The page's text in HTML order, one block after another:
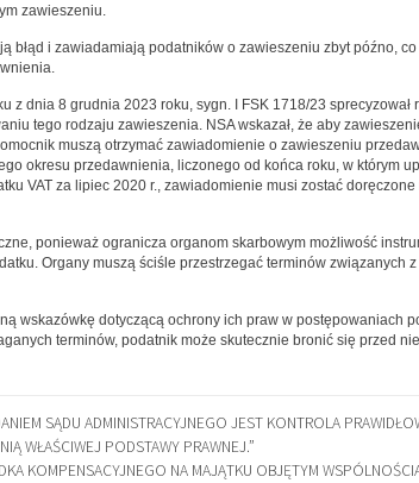
zawieszeniu.
błąd i zawiadamiają podatników o zawieszeniu zbyt późno,
z dnia 8 grudnia 2023 roku, sygn. I FSK 1718/23 sprecyzował
tego rodzaju zawieszenia. NSA wskazał, że aby
muszą otrzymać zawiadomienie o zawieszeniu
okresu przedawnienia, liczonego od końca roku, w którym
VAT za lipiec 2020 r., zawiadomienie musi zostać doręczone
ponieważ ogranicza organom skarbowym możliwość
Organy muszą ściśle przestrzegać terminów związanych
wskazówkę dotyczącą ochrony ich praw w postępowaniach
terminów, podatnik może skutecznie bronić się przed
SĄDU ADMINISTRACYJNEGO JEST KONTROLA
WŁAŚCIWEJ PODSTAWY PRAWNEJ.”
KOMPENSACYJNEGO NA MAJĄTKU OBJĘTYM